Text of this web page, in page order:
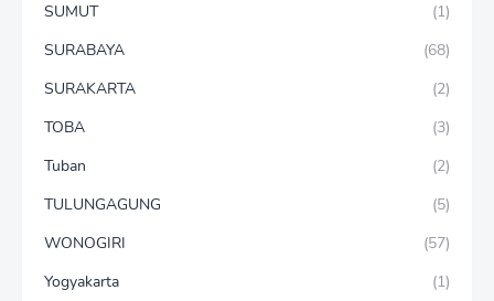
SUMUT
(1)
SURABAYA
(68)
SURAKARTA
(2)
TOBA
(3)
Tuban
(2)
TULUNGAGUNG
(5)
WONOGIRI
(57)
Yogyakarta
(1)